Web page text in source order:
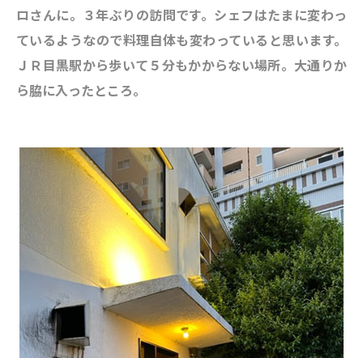
ロさんに。３年ぶりの訪問です。シェフはたまに変わっ
ているようなので料理自体も変わっていると思います。
ＪＲ目黒駅から歩いて５分もかからない場所。大通りか
ら脇に入ったところ。